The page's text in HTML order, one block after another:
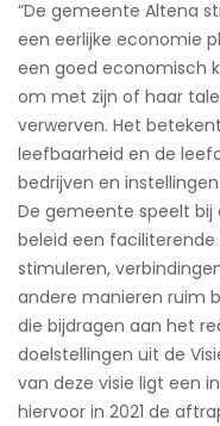
“De gemeente Altena
een eerlijke economie
een goed economisch
om met zijn of haar
verwerven. Het
leefbaarheid en de
bedrijven en
De gemeente speelt
beleid een
stimuleren,
andere manieren ruim
die bijdragen aan het
doelstellingen uit de
van deze visie ligt een
hiervoor in 2021 de